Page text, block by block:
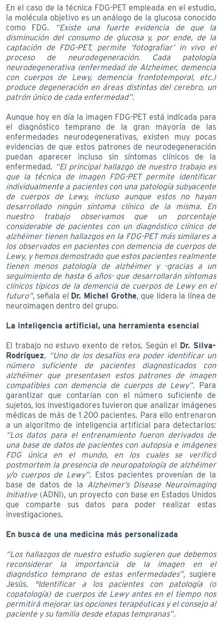
En el caso de la técnica FDG-PET empleada en el estudio,
la molécula objetivo es un análogo de la glucosa conocido
como FDG.
“Existe una fuerte evidencia de que la
disminución del consumo de glucosa y, por ende, de la
captación de FDG-PET, permite ‘fotografiar’ in vivo el
proceso de neurodegeneración. Cada patología
neurodegenerativa (enfermedad de Alzheimer, demencia
con cuerpos de Lewy, demencia frontotemporal, etc.)
produce degeneración en áreas distintas del cerebro, un
patrón único de cada enfermedad”.
Aunque hoy en día la imagen FDG-PET está indicada para
el diagnóstico temprano de la gran mayoría de las
enfermedades neurodegenerativas, existen muy pocas
evidencias de que estos patrones de neurodegeneración
puedan aparecer incluso sin síntomas clínicos de la
enfermedad. “El principal hallazgo de nuestro trabajo es
que la técnica de imagen FDG-PET permite identificar
individualmente a pacientes con una patología subyacente
de cuerpos de Lewy, incluso aunque estos no hayan
desarrollado ningún síntoma clínico de la misma. En
nuestro trabajo observamos que un porcentaje
considerable de pacientes con un diagnóstico clínico de
alzhéimer tienen hallazgos en la FDG-PET más similares a
los observados en pacientes con demencia de cuerpos de
Lewy, y hemos demostrado que estos pacientes realmente
tienen menos patología de alzhéimer y -gracias a un
seguimiento de hasta 6 años- que desarrollarán síntomas
clínicos típicos de la demencia de cuerpos de Lewy en el
futuro”, señala el Dr. Michel Grothe, que lidera la línea de
neuroimagen dentro del grupo.
La inteligencia artificial, una herramienta esencial
El trabajo no estuvo exento de retos. Según el Dr. Silva-
Rodríguez, “Uno de los desafíos era poder identificar un
número suficiente de pacientes diagnosticados con
alzhéimer que presentasen estos patrones de imagen
compatibles con demencia de cuerpos de Lewy”. Para
garantizar que contarían con el número suficiente de
sujetos, los investigadores tuvieron que analizar imágenes
médicas de más de 1 200 pacientes. Para ello entrenaron
a un algoritmo de inteligencia artificial para detectarlos:
“Los datos para el entrenamiento fueron derivados de
una base de datos de pacientes con autopsia e imágenes
FDG única en el mundo, en los cuales se verificó
postmortem la presencia de neuropatología de alzhéimer
y/o cuerpos de Lewy”. Estos pacientes provenían de la
base de datos de la Alzheimer’s Disease Neuroimaging
Initiative (ADNI), un proyecto con base en Estados Unidos
que comparte sus datos para poder realizar estas
investigaciones.
En busca de una medicina más personalizada
“Los hallazgos de nuestro estudio sugieren que debemos
reconsiderar la importancia de la imagen en el
diagnóstico temprano de estas enfermedades”, sugiere
Jesús.
"Identificar a los pacientes con patología (o
copatología) de cuerpos de Lewy antes en el tiempo nos
permitirá mejorar las opciones terapéuticas y el consejo al
paciente y su familia desde etapas tempranas”.